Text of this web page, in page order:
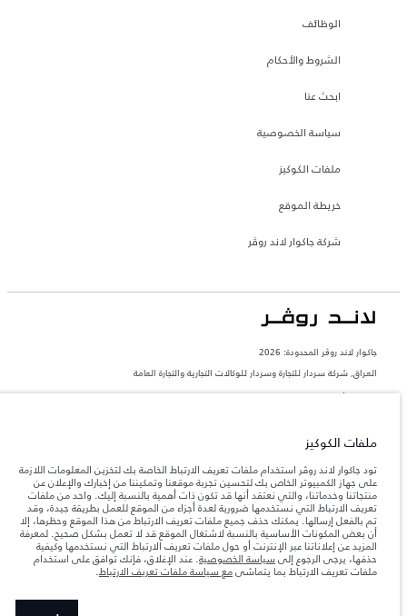
الوظائف
الشروط والأحكام
ابحث عنا
سياسة الخصوصية
ملفات الكوكيز
خريطة الموقع
شركة جاكوار لاند روڤر
جاكوار لاند روڨر المحدودة: 2026
العراق, شركة سردار للتجارة وسردار للوكالات التجارية والتجارة العامة
تعكس الأوزان المذكورة مواصفات السيارة القياسية. سوف تؤثر الإكسسوارات وغيرها من
المعلومات والمواصفات والأسعار والألوان المذكورة على هذا الموقع قد تختلف من بلد إلى
آخر، كما أنّها قد تتغير بدون إشعار مسبق. الرجاء التواصل مع وكيلنا المحلي للتأكد من توفّرها
والتحقق من الأسعار.
ملاحظة مهمة حول الصور والمواصفات. إن النقص العالمي في أشباه الموصلات يؤثر حاليًا
في مواصفات تصميم السيارات وتوفر الخيارات وتوقيتات التصاميم. هذا ظرف ديناميكي
للغاية، ونتيجة لذلك، قد لا تمثّل الصور المستخدَمة ضمن موقع الويب حاليًا المواصفات الحالية
بالكامل بالنسبة إلى الميزات والخيارات والحلية ومجموعات الألوان. يرجى استشارة وكيلك الذي
سيتمكّن من تأكيد أي تقييدات حالية معك للسماح لك باتخاذ قرار مدروس
يتباين استهلك الوقود الفعلي للمركبة عن ذلك المتحقق في تلك الاختبارات كما أن هذه
ملفات الكوكيز
تود جاكوار لاند روڤر استخدام ملفات تعريف الارتباط الخاصة بك لتخزين المعلومات اللازمة
على جهاز الكمبيوتر الخاص بك لتحسين تجربة موقعنا وتمكيننا من إخبارك والإعلان عن
منتجاتنا وخدماتنا، والتي نعتقد أنها قد تكون ذات أهمية بالنسبة إليك. واحد من ملفات
تعريف الارتباط التي نستخدمها ضرورية لعدة أجزاء من الموقع للعمل بطريقة جيدة، وقد
تم بالفعل إرسالها. يمكنك حذف جميع ملفات تعريف الارتباط من هذا الموقع وحظرها، إلا
أن بعض المكونات الأساسية بالنسبة لاشتغال الموقع قد لا تعمل بشكل صحيح. لمعرفة
المزيد عن إعلاناتنا عبر الإنترنت أو حول ملفات تعريف الارتباط التي نستخدمها وكيفية
حذفها، يرجى الرجوع إلى سياسة الخصوصية. عند الإغلاق، فإنك توافق على استخدام
ملفات تعريف الارتباط بما يتماشىمع سياسة ملفات تعريف الارتباط.